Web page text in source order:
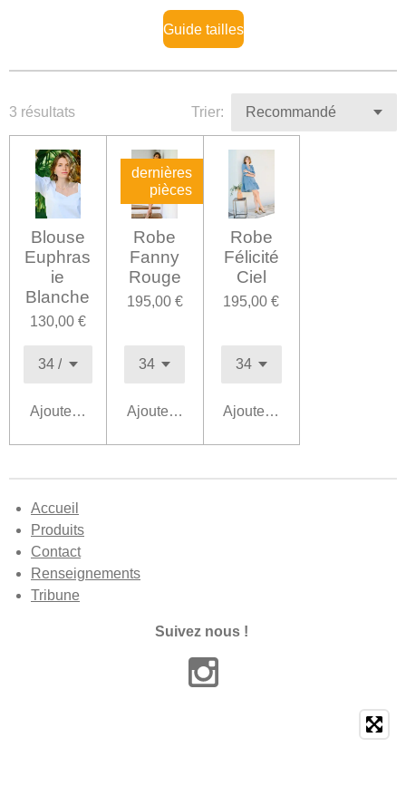
Guide tailles
3 résultats Trier:
Blouse
Euphras
ie
Blanche
130,00 €
Ajouter au panier
dernières
pièces
Robe
Fanny
Rouge
195,00 €
Ajouter au panier
Robe
Félicité
Ciel
195,00 €
Ajouter au panier
Accueil
Produits
Contact
Renseignements
Tribune
Suivez nous !